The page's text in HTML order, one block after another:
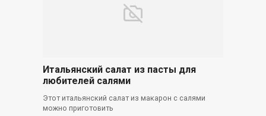
Итальянский салат из пасты для
любителей салями
Этот итальянский салат из макарон с салями
можно приготовить